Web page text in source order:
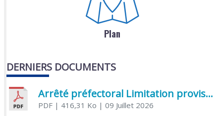
Plan
DERNIERS DOCUMENTS
Arrêté préfectoral Limitation provisoire des usages de l’eau
PDF| 416,31 Ko | 09 Juillet 2026